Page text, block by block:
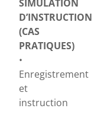
SIMULATION
D’INSTRUCTION
(CAS
PRATIQUES)
•
Enregistrement
et
instruction